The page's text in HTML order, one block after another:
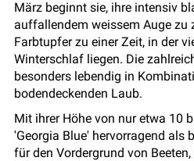
März beginnt sie, ihre intensiv
auffallendem weissem Auge zu
Farbtupfer zu einer Zeit, in der
Winterschlaf liegen. Die
besonders lebendig in
bodendeckenden Laub.
Mit ihrer Höhe von nur etwa 10
'Georgia Blue' hervorragend als
für den Vordergrund von